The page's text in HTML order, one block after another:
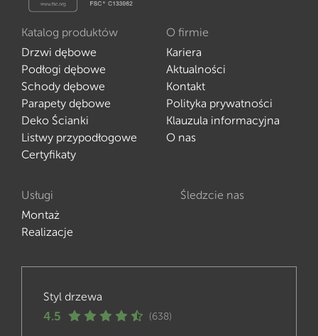
Katalog produktów
Drzwi dębowe
Podłogi dębowe
Schody dębowe
Parapety dębowe
Deko Ścianki
Listwy przypodłogowe
Certyfikaty
O firmie
Kariera
Aktualności
Kontakt
Polityka prywatności
Klauzula informacyjna
O nas
Usługi
Montaż
Realizacje
Śledzcie nas
Styl drzewa
4.5 (638)